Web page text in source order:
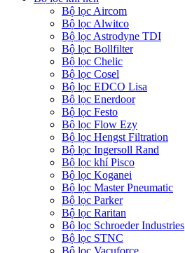
Bộ lọc Aircom
Bộ lọc Alwitco
Bộ lọc Astrodyne TDI
Bộ lọc Bollfilter
Bộ lọc Chelic
Bộ lọc Cosel
Bộ lọc EDCO Lisa
Bộ lọc Enerdoor
Bộ lọc Festo
Bộ lọc Flow Ezy
Bộ lọc Hengst Filtration
Bộ lọc Ingersoll Rand
Bộ lọc khí Pisco
Bộ lọc Koganei
Bộ lọc Master Pneumatic
Bộ lọc Parker
Bộ lọc Raritan
Bộ lọc Schroeder Industries
Bộ lọc STNC
Bộ lọc Vacuforce